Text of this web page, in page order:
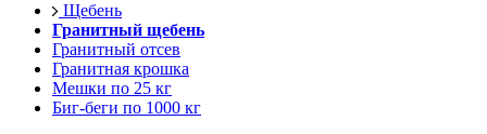
Щебень
Гранитный щебень
Гранитный отсев
Гранитная крошка
Мешки по 25 кг
Биг-беги по 1000 кг